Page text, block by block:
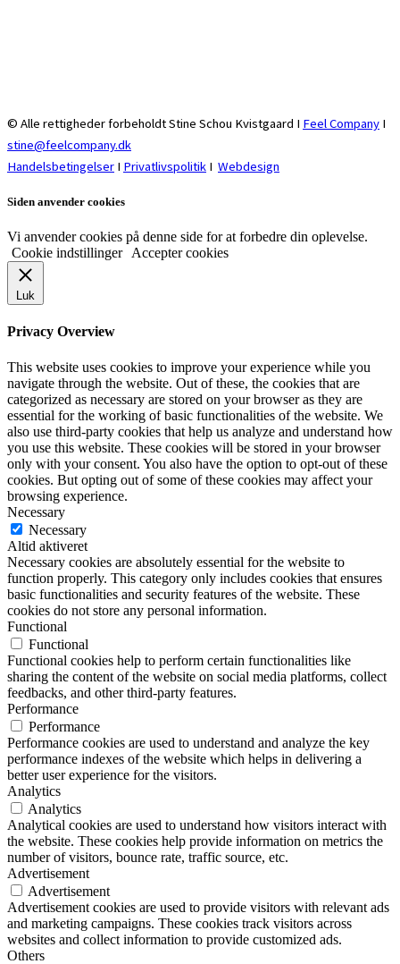
© Alle rettigheder forbeholdt Stine Schou Kvistgaard I Feel Company I
stine@feelcompany.dk
Handelsbetingelser I Privatlivspolitik I Webdesign
Siden anvender cookies
Vi anvender cookies på denne side for at forbedre din oplevelse.
Cookie indstillinger
Accepter cookies
Luk
Privacy Overview
This website uses cookies to improve your experience while you
navigate through the website. Out of these, the cookies that are
categorized as necessary are stored on your browser as they are
essential for the working of basic functionalities of the website. We
also use third-party cookies that help us analyze and understand how
you use this website. These cookies will be stored in your browser
only with your consent. You also have the option to opt-out of these
cookies. But opting out of some of these cookies may affect your
browsing experience.
Necessary
Necessary
Altid aktiveret
Necessary cookies are absolutely essential for the website to
function properly. This category only includes cookies that ensures
basic functionalities and security features of the website. These
cookies do not store any personal information.
Functional
Functional
Functional cookies help to perform certain functionalities like
sharing the content of the website on social media platforms, collect
feedbacks, and other third-party features.
Performance
Performance
Performance cookies are used to understand and analyze the key
performance indexes of the website which helps in delivering a
better user experience for the visitors.
Analytics
Analytics
Analytical cookies are used to understand how visitors interact with
the website. These cookies help provide information on metrics the
number of visitors, bounce rate, traffic source, etc.
Advertisement
Advertisement
Advertisement cookies are used to provide visitors with relevant ads
and marketing campaigns. These cookies track visitors across
websites and collect information to provide customized ads.
Others